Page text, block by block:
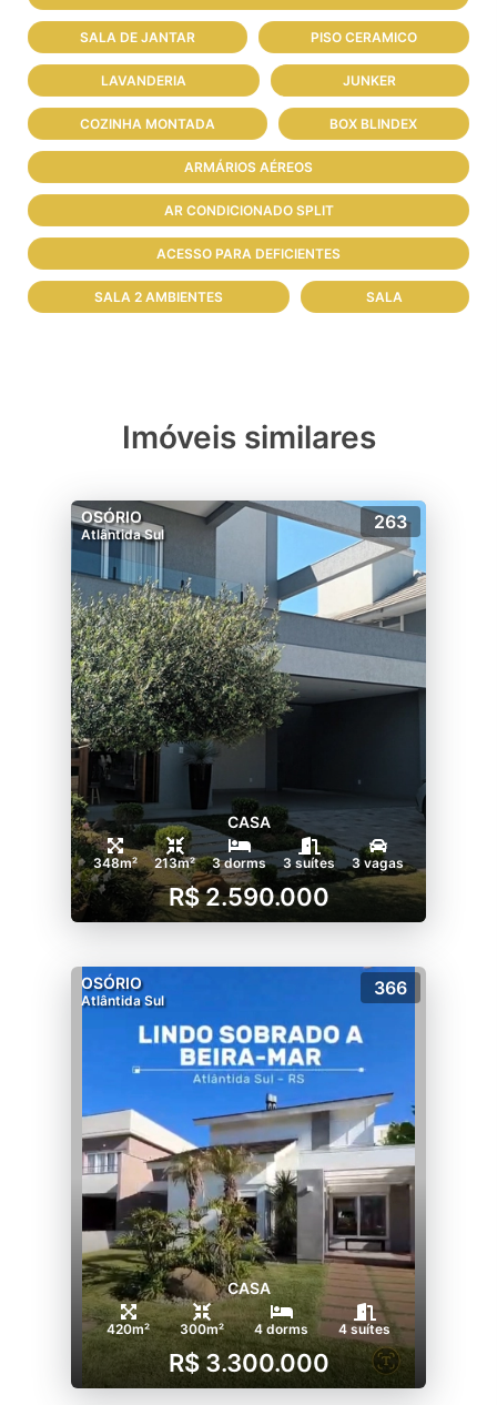
SALA DE JANTAR PISO CERAMICO
LAVANDERIA JUNKER
COZINHA MONTADA BOX BLINDEX
ARMÁRIOS AÉREOS
AR CONDICIONADO SPLIT
ACESSO PARA DEFICIENTES
SALA 2 AMBIENTES SALA
Imóveis similares
OSÓRIO
Atlântida Sul
263
CASA
348m² 213m² 3 dorms 3 suítes 3 vagas
R$ 2.590.000
OSÓRIO
Atlântida Sul
366
CASA
420m² 300m² 4 dorms 4 suítes
R$ 3.300.000